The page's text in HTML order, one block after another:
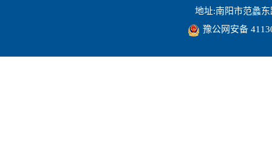
地址:南阳市范蠡
豫公网安备